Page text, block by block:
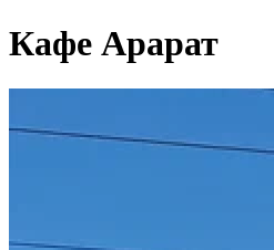
Кафе Арарат